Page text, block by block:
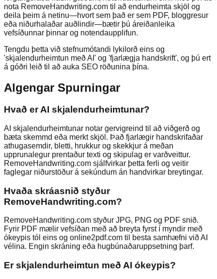
nota RemoveHandwriting.com til að endurheimta skjöl og
deila þeim á netinu—hvort sem það er sem PDF, bloggresur
eða niðurhalaðar auðlindir—bætir þú áreiðanleika
vefsíðunnar þinnar og notendaupplifun.
Tengdu þetta við stefnumótandi lykilorð eins og
'skjalendurheimtun með AI' og 'fjarlægja handskrift', og þú ert
á góðri leið til að auka SEO röðunina þína.
Algengar Spurningar
Hvað er AI skjalendurheimtunar?
AI skjalendurheimtunar notar gervigreind til að viðgerð og
bæta skemmd eða merkt skjöl. Það fjarlægir handskrifaðar
athugasemdir, bletti, hrukkur og skekkjur á meðan
upprunalegur prentaður texti og skipulag er varðveittur.
RemoveHandwriting.com sjálfvirkar þetta ferli og veitir
faglegar niðurstöður á sekúndum án handvirkar breytingar.
Hvaða skráasnið styður
RemoveHandwriting.com?
RemoveHandwriting.com styður JPG, PNG og PDF snið.
Fyrir PDF mælir vefsíðan með að breyta fyrst í myndir með
ókeypis tól eins og online2pdf.com til besta samhæfni við AI
vélina. Engin skráning eða hugbúnaðaruppsetning þarf.
Er skjalendurheimtun með AI ókeypis?